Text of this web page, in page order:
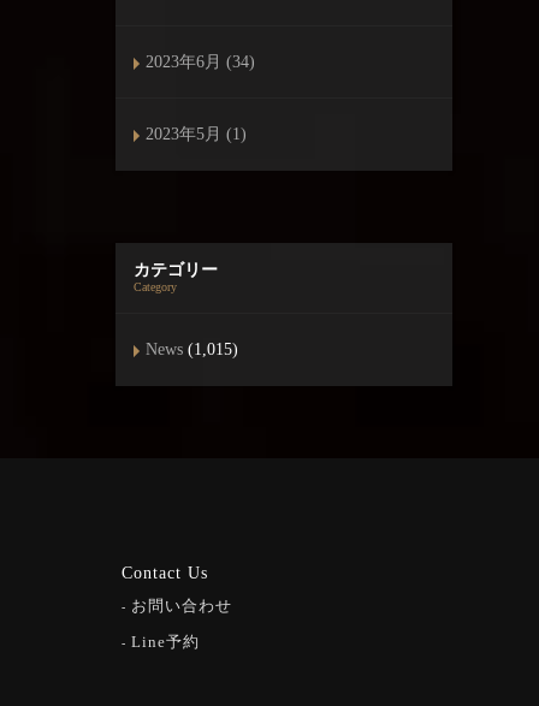
2023年6月 (34)
2023年5月 (1)
カテゴリー
Category
News (1,015)
Contact Us
お問い合わせ
Line予約